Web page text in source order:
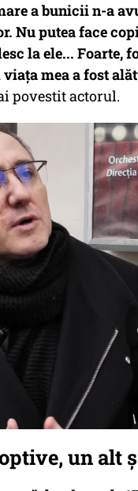
a bunicii n-a
Nu putea face
la ele... Foarte,
mea a fost
povestit actorul.
un alt